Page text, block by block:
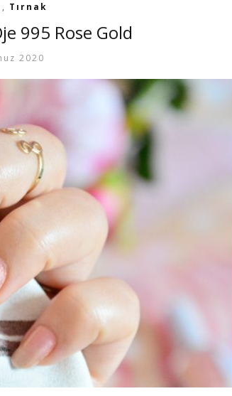
, Tırnak
995 Rose Gold
2020